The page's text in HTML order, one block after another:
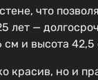
что
лет —
и высота 42,5
красив, но и